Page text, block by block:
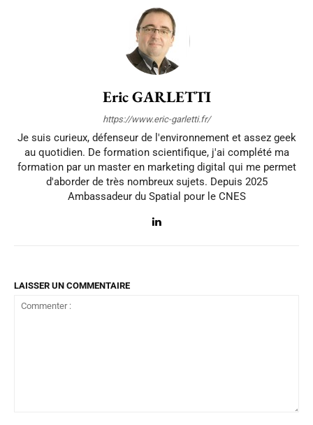
Eric GARLETTI
https://www.eric-garletti.fr/
Je suis curieux, défenseur de l'environnement et assez geek
au quotidien. De formation scientifique, j'ai complété ma
formation par un master en marketing digital qui me permet
d'aborder de très nombreux sujets. Depuis 2025
Ambassadeur du Spatial pour le CNES
LAISSER UN COMMENTAIRE